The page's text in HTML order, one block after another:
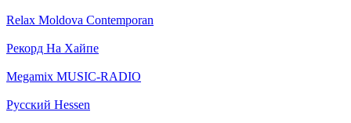
Relax Moldova Contemporan
Рекорд На Хайпе
Megamix MUSIC-RADIO
Русский Hessen